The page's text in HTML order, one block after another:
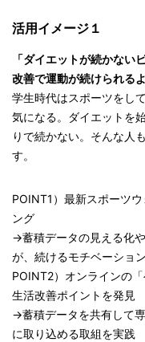
活用イメージ１
「ダイエットが続かない
改善で運動が続けられるよ
学生時代はスポーツをし
気になる。ダイエットを
りで続かない。そんな人
す。
POINT1）最新スポーツ
ング
→蓄積データの見える化
が、続けるモチベーショ
POINT2）オンラインの
生活改善ポイントを発見
→蓄積データを共有して
に取り込める取組を実践